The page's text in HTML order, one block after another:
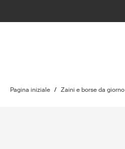
Pagina iniziale / Zaini e borse da giorno